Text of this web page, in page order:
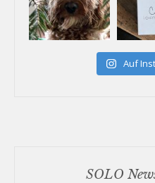
Auf
SOLO